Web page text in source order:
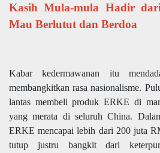
Kasih Mula-mula Hadir
Mau Berlutut dan Berdoa
Kabar kedermawanan itu
membangkitkan rasa nasionalisme.
lantas membeli produk ERKE di
yang merata di seluruh China.
ERKE mencapai lebih dari 200 juta
tutup justru bangkit dari